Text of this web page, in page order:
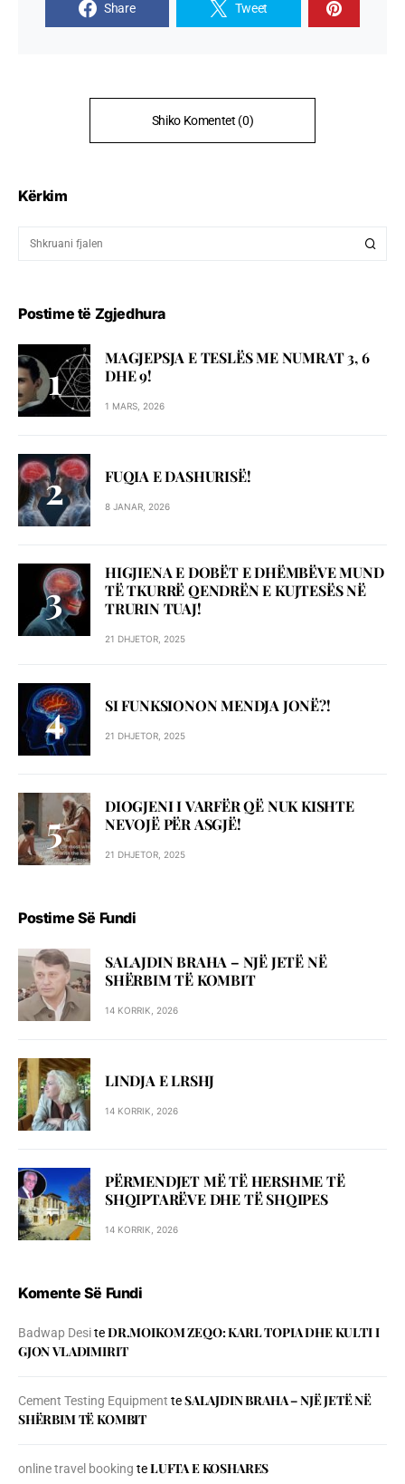
Share Tweet
Shiko Komentet (0)
Kërkim
Postime të Zgjedhura
MAGJEPSJA E TESLËS ME NUMRAT 3, 6
DHE 9!
1 MARS, 2026
FUQIA E DASHURISË!
8 JANAR, 2026
HIGJIENA E DOBËT E DHËMBËVE MUND
TË TKURRË QENDRËN E KUJTESËS NË
TRURIN TUAJ!
21 DHJETOR, 2025
SI FUNKSIONON MENDJA JONË?!
21 DHJETOR, 2025
DIOGJENI I VARFËR QË NUK KISHTE
NEVOJË PËR ASGJË!
21 DHJETOR, 2025
Postime Së Fundi
SALAJDIN BRAHA – NJЁ JETЁ NЁ
SHЁRBIM TЁ KOMBIT
14 KORRIK, 2026
LINDJA E LRSHJ
14 KORRIK, 2026
PËRMENDJET MË TË HERSHME TË
SHQIPTARËVE DHE TË SHQIPES
14 KORRIK, 2026
Komente Së Fundi
Badwap DesiteDR.MOIKOM ZEQO: KARL TOPIA DHE KULTI I
GJON VLADIMIRIT
Cement Testing Equipment teSALAJDIN BRAHA – NJЁ JETЁ NЁ
SHЁRBIM TЁ KOMBIT
online travel booking teLUFTA E KOSHARES